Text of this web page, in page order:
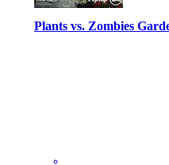
Plants vs. Zombies